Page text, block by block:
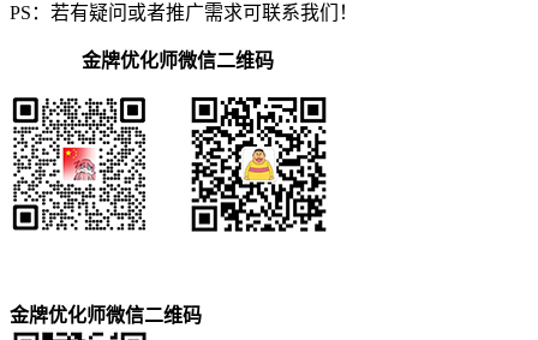
PS：若有疑问或者推广需求可联系我们！
金牌优化师微信二维码
金牌优化师微信二维码